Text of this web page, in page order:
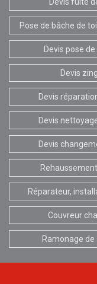
Pose de bâche de
Devis pose
Devis
Devis
Devis
Devis
Réparateur,
Couvreur
Ramonage